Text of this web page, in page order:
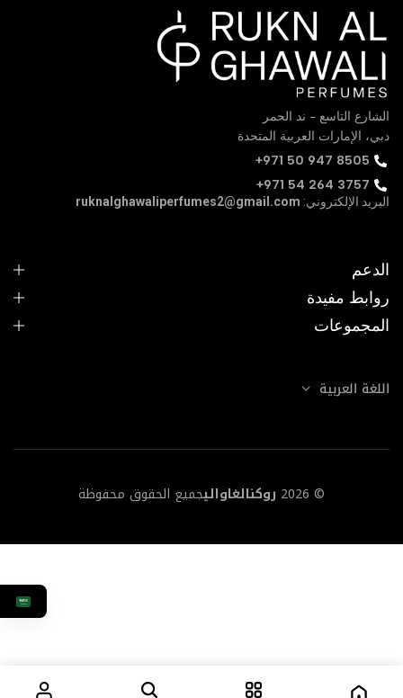
الشارع التاسع - ند الحمر
دبي، الإمارات العربية المتحدة
‪+971 50 947 8505‬
+971 54 264 3757
البريد الإلكتروني: ruknalghawaliperfumes2@gmail.com
Social Icon Link>
الدعم
روابط مفيدة
المجموعات
اللغة العربية
© 2026 روكنالغاواليجميع الحقوق محفوظة